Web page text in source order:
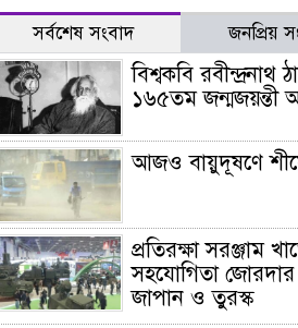
সর্বশেষ সংবাদ জনপ্রিয়
বিশ্বকবি রবীন্দ্রনাথ
১৬৫তম জন্মজয়ন্তী
আজও বায়ুদূষণে
প্রতিরক্ষা সরঞ্জাম
সহযোগিতা
জাপান ও তুরস্ক